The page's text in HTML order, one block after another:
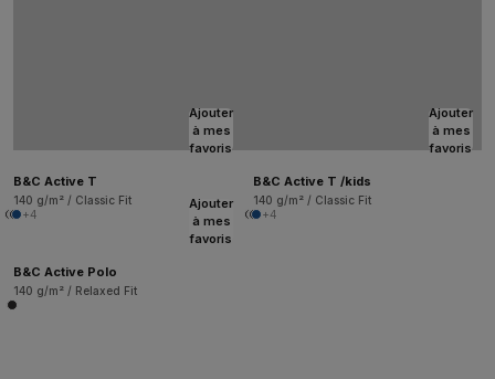
Ajouter
à mes
favoris
B&C Active T
140 g/m² / Classic Fit
+4
Ajouter
à mes
favoris
B&C Active T /kids
140 g/m² / Classic Fit
+4
Ajouter
à mes
favoris
B&C Active Polo
140 g/m² / Relaxed Fit